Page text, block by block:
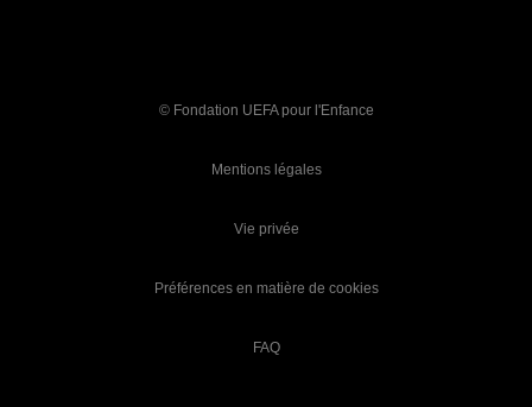
© Fondation UEFA pour l'Enfance
Mentions légales
Vie privée
Préférences en matière de cookies
FAQ